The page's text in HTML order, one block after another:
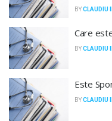
BYCLAUDIU
Care
BYCLAUDIU
Este
BYCLAUDIU